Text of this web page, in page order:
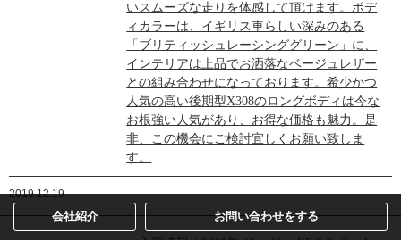
いスムーズな走りを体感して頂けます。ボデ
ィカラーは、イギリス車らしい深みのある
「ブリティッシュレーシンググリーン」に、
インテリアは上品でお洒落なベージュレザー
との組み合わせになっております。希少かつ
人気の高い後期型X308のロングボディは今な
お根強い人気があり、お得な価格も魅力。是
非、この機会にご検討宜しくお願い致しま
す。
2019.12.19
会社紹介 お問い合わせをする